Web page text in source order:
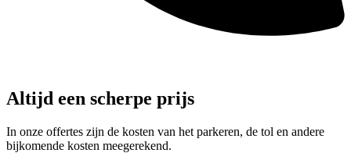
Altijd een scherpe prijs
In onze offertes zijn de kosten van het parkeren, de tol en andere
bijkomende kosten meegerekend.